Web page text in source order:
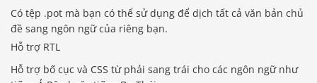
Có tệp .pot mà bạn có thể sử dụng để dịch tất cả văn bản chủ
đề sang ngôn ngữ của riêng bạn.
Hỗ trợ RTL
Hỗ trợ bố cục và CSS từ phải sang trái cho các ngôn ngữ như